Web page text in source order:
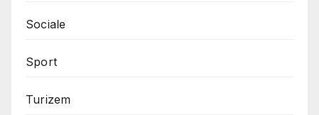
Sociale
Sport
Turizem